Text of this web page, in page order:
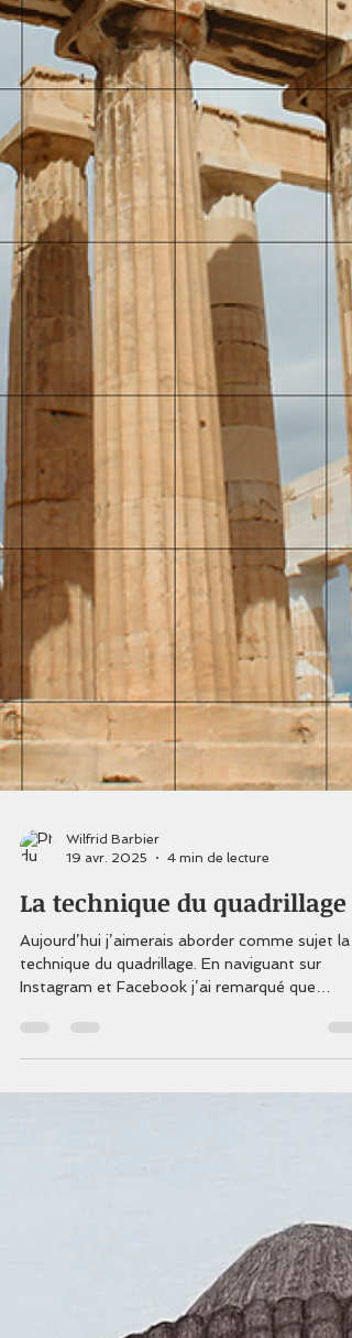
19 avr. 2025
4 min de lecture
La technique du quadrillage
Aujourd’hui j’aimerais aborder comme sujet la
technique du quadrillage. En naviguant sur
Instagram et Facebook j’ai remarqué que